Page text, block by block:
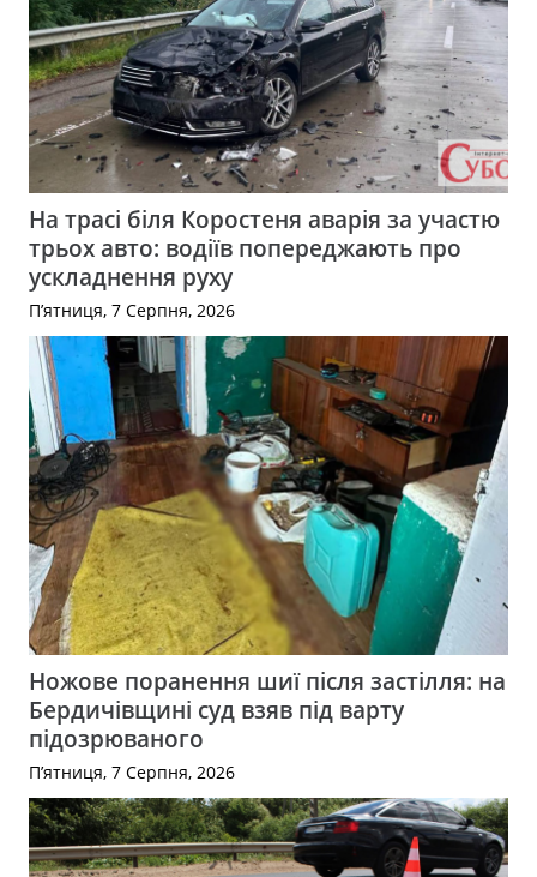
На трасі біля Коростеня аварія за участю
трьох авто: водіїв попереджають про
ускладнення руху
П’ятниця, 7 Серпня, 2026
Ножове поранення шиї після застілля: на
Бердичівщині суд взяв під варту
підозрюваного
П’ятниця, 7 Серпня, 2026